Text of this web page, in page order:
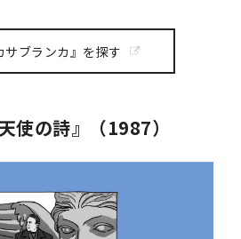
サブランカ』を探す
使の詩』（1987）